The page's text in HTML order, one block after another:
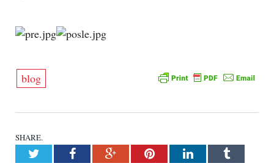
blog
SHARE.
TwitterFacebookGoogle+PinterestLinkedInTumblr